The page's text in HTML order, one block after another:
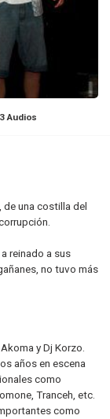
3 Audios
de una costilla del
reinado a sus
no tuvo más
y Dj Korzo.
años en escena
como
Tranceh, etc.
como